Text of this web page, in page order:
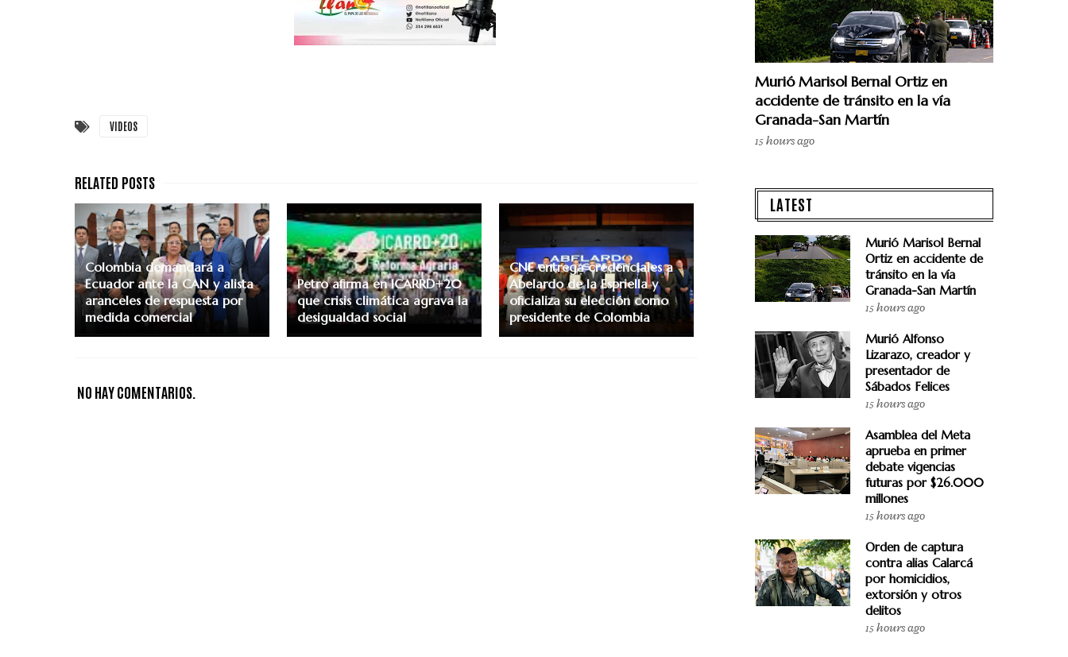
VIDEOS
Colombia demandará a
Ecuador ante la CAN y alista
aranceles de respuesta por
medida comercial
Petro afirma en ICARRD+20
que crisis climática agrava la
desigualdad social
CNE entrega credenciales a
Abelardo de la Espriella y
oficializa su elección como
presidente de Colombia
NO HAY COMENTARIOS.
Murió Marisol Bernal Ortiz en
accidente de tránsito en la vía
Granada-San Martín
15 hours ago
LATEST
Murió Marisol Bernal
Ortiz en accidente de
tránsito en la vía
Granada-San Martín
15 hours ago
Murió Alfonso
Lizarazo, creador y
presentador de
Sábados Felices
15 hours ago
Asamblea del Meta
aprueba en primer
debate vigencias
futuras por $26.000
millones
15 hours ago
Orden de captura
contra alias Calarcá
por homicidios,
extorsión y otros
delitos
15 hours ago